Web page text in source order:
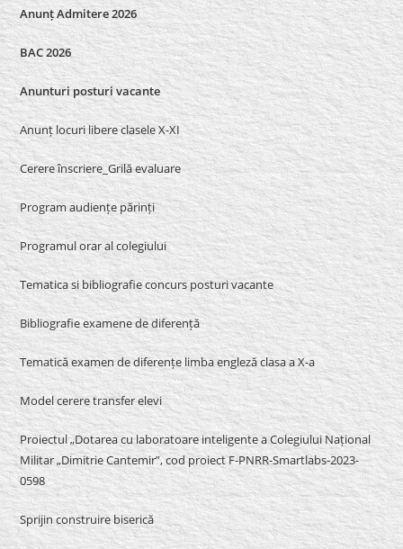
Anunț Admitere 2026
BAC 2026
Anunturi posturi vacante
Anunț locuri libere clasele X-XI
Cerere înscriere_Grilă evaluare
Program audiențe părinți
Programul orar al colegiului
Tematica si bibliografie concurs posturi vacante
Bibliografie examene de diferență
Tematică examen de diferențe limba engleză clasa a X-a
Model cerere transfer elevi
Proiectul „Dotarea cu laboratoare inteligente a Colegiului Național
Militar „Dimitrie Cantemir”, cod proiect F-PNRR-Smartlabs-2023-
0598
Sprijin construire biserică